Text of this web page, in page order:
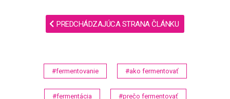
PREDCHÁDZAJÚCA STRANA ČLÁNKU
#fermentovanie #ako fermentovať
#fermentácia #prečo fermentovať